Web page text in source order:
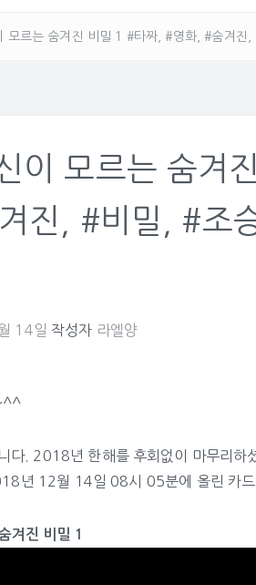
이 모르는 숨겨진 비밀 1 #타짜, #영화, #숨겨
신이 모르는 숨
진, #비밀, #조
14일 작성자 라엘양
다. 2018년 한해를 후회없이 마무리하
년 12월 14일 08시 05분에 올린 카
겨진 비밀 1